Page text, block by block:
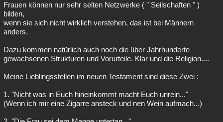
Frauen können nur sehr selten Netzwerke ( " Seilschaften " )
bilden,
wenn sie sich nicht wirklich verstehen, das ist bei Männern
anders.
Dazu kommen natürlich auch noch die über Jahrhunderte
gewachsenen Strukturen und Vorurteile. Klar und die Religion....
Meine Lieblingsstellen im neuen Testament sind diese Zwei :
1. "Nicht was in Euch hineinkommt macht Euch unrein..."
(Wenn ich mir eine Zigarre ansteck und nen Wein aufmach...)